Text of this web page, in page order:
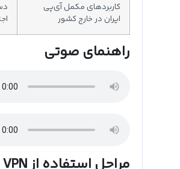
کاربردهای مکمل آی‌پی
ایران در خارج کشور
راهنمای صوتی